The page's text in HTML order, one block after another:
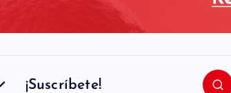
¡Suscríbete!